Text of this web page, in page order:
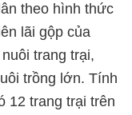
theo hình thức
lãi gộp của
trang trại,
trồng lớn. Tính
12 trang trại trên